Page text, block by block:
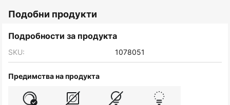
Подобни продукти
Подробности за продукта
SKU: 1078051
Предимства на продукта